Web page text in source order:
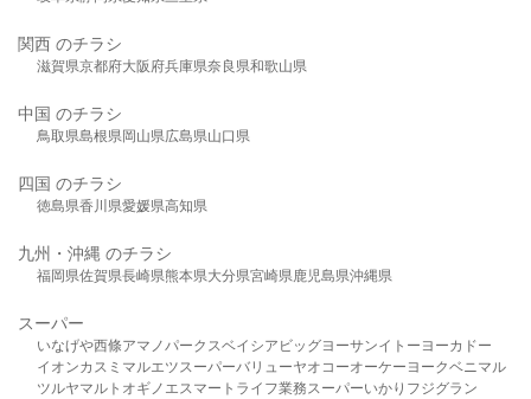
関西 のチラシ
滋賀県京都府大阪府兵庫県奈良県和歌山県
中国 のチラシ
鳥取県島根県岡山県広島県山口県
四国 のチラシ
徳島県香川県愛媛県高知県
九州・沖縄 のチラシ
福岡県佐賀県長崎県熊本県大分県宮崎県鹿児島県沖縄県
スーパー
いなげや西條アマノパークスベイシア ビッグヨーサンイトーヨーカドー
イオンカスミ マルエツスーパーバリューヤオコーオーケー ヨークベニマル
ツルヤマルト オギノ エスマート ライフ業務スーパーいかり フジグラン